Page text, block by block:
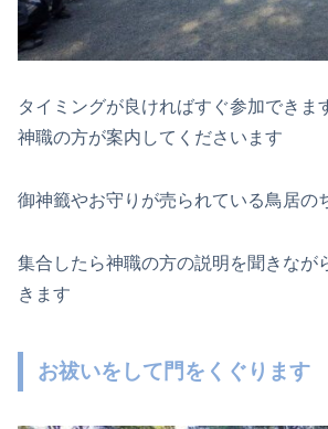
タイミングが良ければすぐ参加できま
神職の方が案内してくださいます
御神籤やお守りが売られている鳥居の
集合したら神職の方の説明を聞きなが
きます
お祓いをして門をくぐります